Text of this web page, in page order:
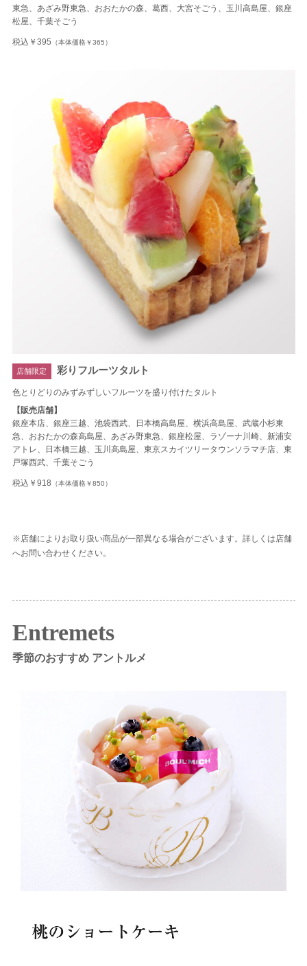
東急、あざみ野東急、おおたかの森、葛西、大宮そごう、玉川高島屋、銀座
松屋、千葉そごう
税込￥395 （本体価格￥365）
店舗限定 彩りフルーツタルト
色とりどりのみずみずしいフルーツを盛り付けたタルト
【販売店舗】
銀座本店、銀座三越、池袋西武、日本橋高島屋、横浜高島屋、武蔵小杉東
急、おおたかの森高島屋、あざみ野東急、銀座松屋、ラゾーナ川崎、新浦安
アトレ、日本橋三越、玉川高島屋、東京スカイツリータウンソラマチ店、東
戸塚西武、千葉そごう
税込￥918 （本体価格￥850）
※店舗によりお取り扱い商品が一部異なる場合がございます。詳しくは店舗
へお問い合わせください。
Entremets
季節のおすすめ アントルメ